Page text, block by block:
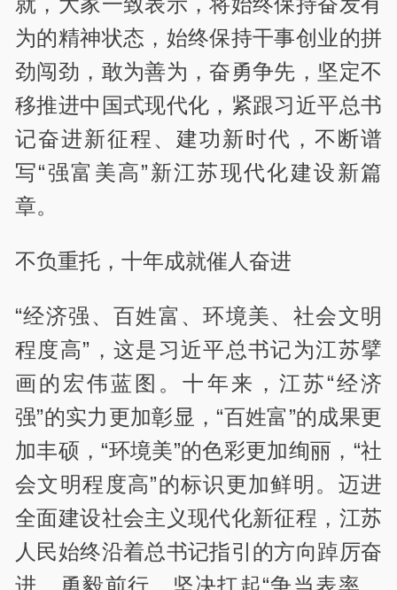
为的精神状态，始终保持干事创业的拼
劲闯劲，敢为善为，奋勇争先，坚定不
移推进中国式现代化，紧跟习近平总书
记奋进新征程、建功新时代，不断谱
写“强富美高”新江苏现代化建设新篇
章。
不负重托，十年成就催人奋进
“经济强、百姓富、环境美、社会文明
程度高”，这是习近平总书记为江苏擘
画的宏伟蓝图。十年来，江苏“经济
强”的实力更加彰显，“百姓富”的成果更
加丰硕，“环境美”的色彩更加绚丽，“社
会文明程度高”的标识更加鲜明。迈进
全面建设社会主义现代化新征程，江苏
人民始终沿着总书记指引的方向踔厉奋